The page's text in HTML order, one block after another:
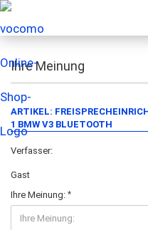
Ihre Meinung
ARTIKEL:
1 BMW V3 BLUETOOTH
Verfasser:
Gast
Ihre Meinung: